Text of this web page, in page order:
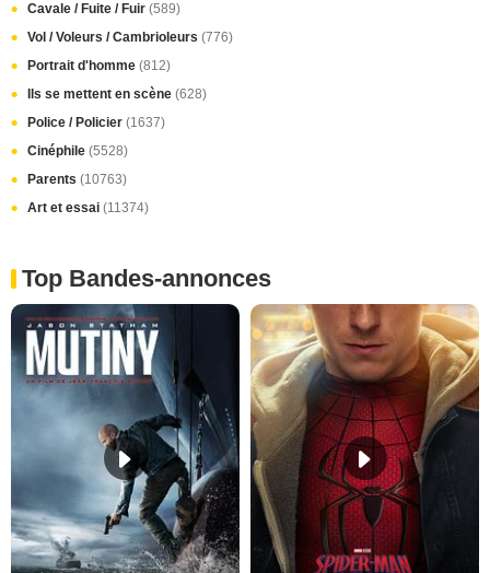
Cavale / Fuite / Fuir (589)
Vol / Voleurs / Cambrioleurs (776)
Portrait d'homme (812)
Ils se mettent en scène (628)
Police / Policier (1637)
Cinéphile (5528)
Parents (10763)
Art et essai (11374)
Top Bandes-annonces